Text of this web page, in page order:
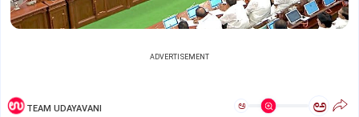
ADVERTISEMENT
TEAM UDAYAVANI ಅ ಅ